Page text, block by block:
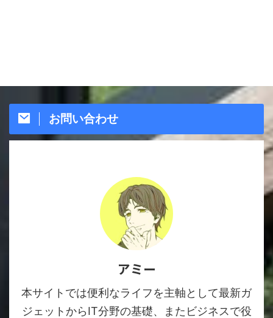
お問い合わせ
アミー
本サイトでは便利なライフを主軸として最新ガ
ジェットからIT分野の基礎、またビジネスで役